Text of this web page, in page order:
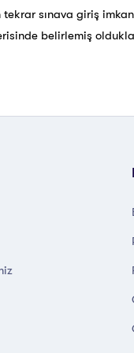
sınava giriş
belirlemiş